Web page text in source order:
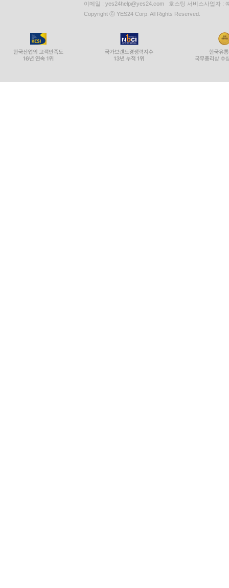
이메일 : yes24help@yes24.com 호스팅 서비스사업자 :
Copyright ⓒ YES24 Corp. All Rights Reserved.